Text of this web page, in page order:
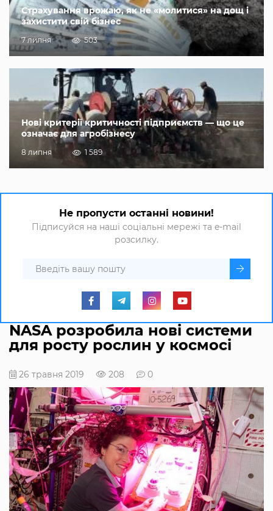
Страхування врожаю, як не «молитися» на дощ і
захистити свій бізнес
7 липня 503
Нові критерії критичності підприємств — що це
означає для агробізнесу
8 липня 1 589
Не пропусти останні новини!
Підписуйся на наші соціальні мережі та e-mail
розсилку.
NASA розробила нові системи
для росту рослин у космосі
26 травня 2019 208 0